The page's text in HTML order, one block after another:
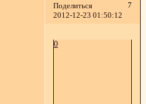
Поделиться
7
2012-12-23 01:50:12
0